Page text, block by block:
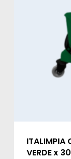
ITALIMPIA
VERDE x